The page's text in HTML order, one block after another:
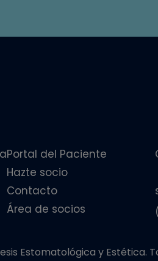
Portal del Paciente
Hazte socio
Contacto
Área de socios
Estomatológica y Estética.